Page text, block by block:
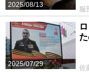
2025/08/13
服
2025/07/29
佐